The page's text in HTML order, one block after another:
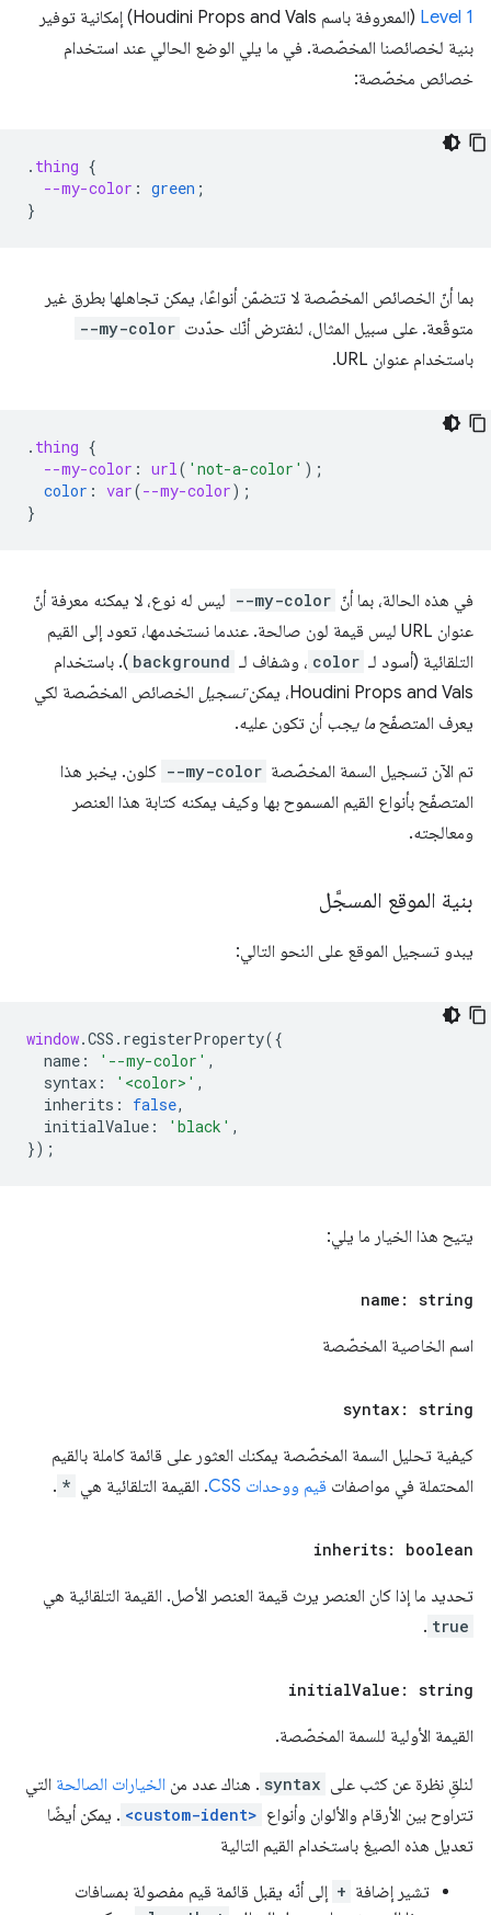
Level 1
(المعروفة باسم Houdini Props and Vals) إمكانية توفير
بنية لخصائصنا المخصّصة. في ما يلي الوضع الحالي عند استخدام
خصائص مخصّصة:
. thing {
--my-color : green ;
}
بما أنّ الخصائص المخصّصة لا تتضمّن أنواعًا، يمكن تجاهلها بطرق غير
متوقّعة. على سبيل المثال، لنفترض أنّك حدّدت --my-color
باستخدام عنوان URL.
. thing {
--my-color : url( 'not-a-color' );
color : var(--my-color);
}
في هذه الحالة، بما أنّ --my-color ليس له نوع، لا يمكنه معرفة أنّ
عنوان URL ليس قيمة لون صالحة. عندما نستخدمها، تعود إلى القيم
التلقائية (أسود لـ color ، وشفاف لـ background ). باستخدام
Houdini Props and Vals، يمكن
تسجيل الخصائص المخصّصة لكي
يعرف المتصفّح ما يجب أن تكون عليه.
تم الآن تسجيل السمة المخصّصة --my-color كلون. يخبر هذا
المتصفّح بأنواع القيم المسموح بها وكيف يمكنه كتابة هذا العنصر
ومعالجته.
بنية الموقع المسجَّل
يبدو تسجيل الموقع على النحو التالي:
window.CSS . registerProperty({
name : '--my-color' ,
syntax : '<color>' ,
inherits : false,
initialValue : 'black' ,
});
يتيح هذا الخيار ما يلي:
name: string
اسم الخاصية المخصّصة
syntax: string
كيفية تحليل السمة المخصّصة يمكنك العثور على قائمة كاملة بالقيم
المحتملة في مواصفات قيم ووحدات CSS . القيمة التلقائية هي *
.
inherits: boolean
تحديد ما إذا كان العنصر يرث قيمة العنصر الأصل. القيمة التلقائية هي
true
.
initialValue: string
القيمة الأولية للسمة المخصّصة.
لنلقِ نظرة عن كثب على syntax . هناك عدد من الخيارات الصالحة التي
تتراوح بين الأرقام والألوان وأنواع <custom-ident> . يمكن أيضًا
تعديل هذه الصيغ باستخدام القيم التالية
تشير إضافة + إلى أنّه يقبل قائمة قيم مفصولة بمسافات